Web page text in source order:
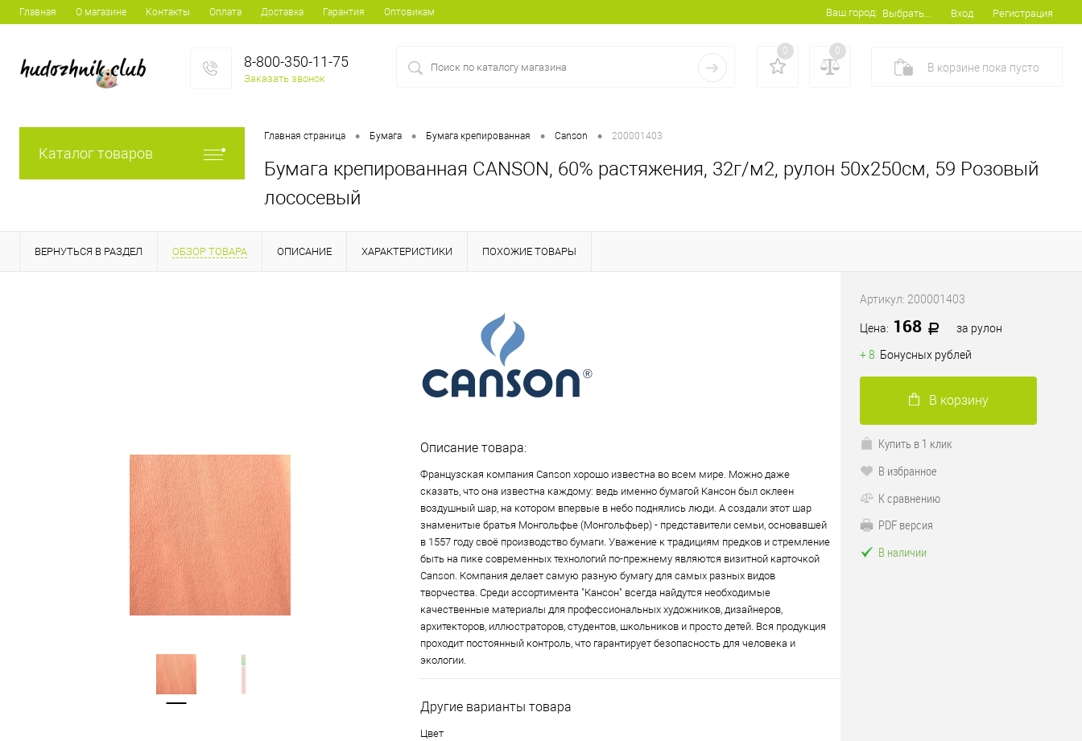
Главная О магазине Контакты Оплата Доставка Гарантия Оптовикам Ваш город: Выбрать... Вход Регистрация
8-800-350-11-75
Заказать звонок
0 0
В корзине пока пусто
Каталог товаров
Главная страница • Бумага • Бумага крепированная • Canson • 200001403
Бумага крепированная CANSON, 60% растяжения, 32г/м2, рулон 50х250см, 59 Розовый
лососевый
ВЕРНУТЬСЯ В РАЗДЕЛ ОБЗОР ТОВАРА ОПИСАНИЕ ХАРАКТЕРИСТИКИ ПОХОЖИЕ ТОВАРЫ
Описание товара:
Французская компания Canson хорошо известна во всем мире. Можно даже
сказать, что она известна каждому: ведь именно бумагой Кансон был оклеен
воздушный шар, на котором впервые в небо поднялись люди. А создали этот шар
знаменитые братья Монгольфье (Монгольфьер) - представители семьи, основавшей
в 1557 году своё производство бумаги. Уважение к традициям предков и стремление
быть на пике современных технологий по-прежнему являются визитной карточкой
Canson. Компания делает самую разную бумагу для самых разных видов
творчества. Среди ассортимента "Кансон" всегда найдутся необходимые
качественные материалы для профессиональных художников, дизайнеров,
архитекторов, иллюстраторов, студентов, школьников и просто детей. Вся продукция
проходит постоянный контроль, что гарантирует безопасность для человека и
экологии.
Другие варианты товара
Цвет
Артикул: 200001403
Цена: 168 за рулон
+ 8 Бонусных рублей
В корзину
Купить в 1 клик
В избранное
К сравнению
PDF версия
В наличии